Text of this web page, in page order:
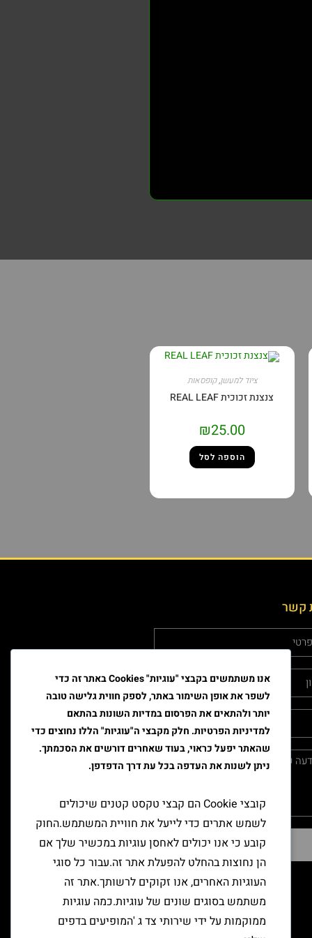
ציוד למעשן,קופסאות
צנצנת זכוכית REAL LEAF
₪25.00
הוספה לסל
קשר
שליחה
אנו משתמשים בקבצי "עוגיות" Cookies באתר זה כדי
לשפר את אופן השימור באתר, לספק חווית גלישה טובה
יותר ולהתאים את הפרסום במדיות השונות בהתאם
למדיניות הפרטיות. חלק מקבצי ה"עוגיות" הללו נחוצים כדי
שהאתר יפעל כראוי, בעוד שאחרים דורשים את הסכמתך.
ניתן לשנות את העדפה בכל עת דרך הדפדפן.
קובצי Cookie הם קבצי טקסט קטנים שיכולים
לשמש אתרים כדי לייעל את חוויית המשתמש.החוק
קובע כי אנו יכולים לאחסן עוגיות במכשיר שלך אם
הן נחוצות בהחלט להפעלת אתר זה.עבור כל סוגי
העוגיות האחרים, אנו זקוקים לרשותך.אתר זה
משתמש בסוגים שונים של עוגיות.כמה עוגיות
ממוקמות על ידי שירותי צד ג 'המופיעים בדפים